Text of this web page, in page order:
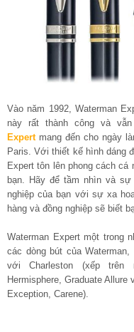
Vào năm 1992, Waterman
này rất thành công và
Expertmang đến cho ngày
Paris. Với thiết kế hình dáng
Expert tôn lên phong cách cá
bạn. Hãy để tầm nhìn và
nghiệp của bạn với sự xa
hàng và đồng nghiệp sẽ biết
Waterman Expert một trong
các dòng bút của
với Charleston (xếp trên
Hermisphere, Graduate
Exception, Carene).